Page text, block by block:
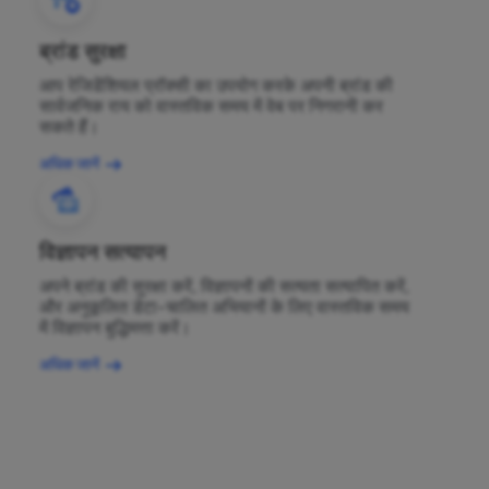
ब्रांड सुरक्षा
आप रेजिडेंशियल प्रॉक्सी का उपयोग करके अपनी ब्रांड की
सार्वजनिक राय को वास्तविक समय में वेब पर निगरानी कर
सकते हैं।
अधिक जानें
विज्ञापन सत्यापन
अपने ब्रांड की सुरक्षा करें, विज्ञापनों की सत्यता सत्यापित करें,
और अनुकूलित डेटा-चालित अभियानों के लिए वास्तविक समय
में विज्ञापन बुद्धिमत्ता करें।
अधिक जानें